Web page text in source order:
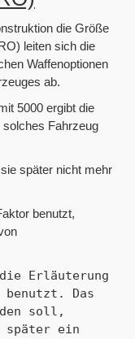
die Größe
leiten sich die
Waffenoptionen
ab.
5000 ergibt die
solches Fahrzeug
später nicht mehr
benutzt,
Erläuterung
Das
soll,
später ein